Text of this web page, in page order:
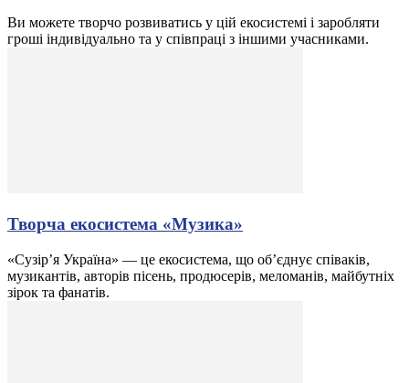
Ви можете творчо розвиватись у цій екосистемі і заробляти
гроші індивідуально та у співпраці з іншими учасниками.
Творча екосистема «Музика»
«Сузір’я Україна» — це екосистема, що об’єднує співаків,
музикантів, авторів пісень, продюсерів, меломанів, майбутніх
зірок та фанатів.